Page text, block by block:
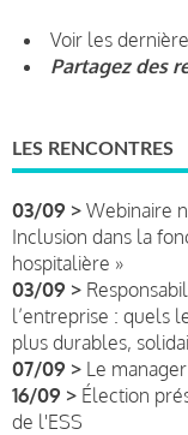
Voir les
Partagez des
LES RENCONTRES
03/09 > Webinaire
Inclusion dans la
hospitalière »
03/09 >
l’entreprise : quels
plus durables,
07/09 > Le
16/09 > Élection
de l'ESS